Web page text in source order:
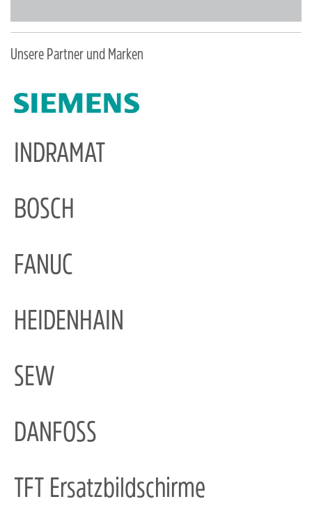
Unsere Partner und Marken
INDRAMAT
BOSCH
FANUC
HEIDENHAIN
SEW
DANFOSS
TFT Ersatzbildschirme